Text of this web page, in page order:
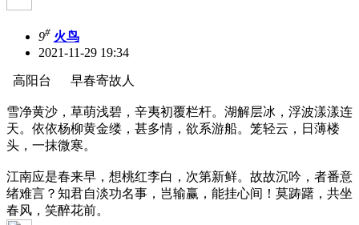
9# 火鸟
2021-11-29 19:34
高阳台 早春寄故人
雪净黄沙，草萌浅碧，辛夷初覆栏杆。湖解层冰，浮波漾漾连
天。依依杨柳黄金缕，甚多情，欲系游船。笼轻云，日薄楼
头，一抹微寒。
江南应是春来早，想桃红李白，次第新鲜。故故沉吟，者番意
绪难言？知君自淡功名事，岂输赢，能挂心间！莫踌躇，共坐
春风，笑醉花前。